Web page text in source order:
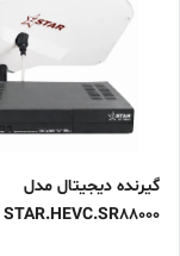
گیرنده دیجیتال مدل